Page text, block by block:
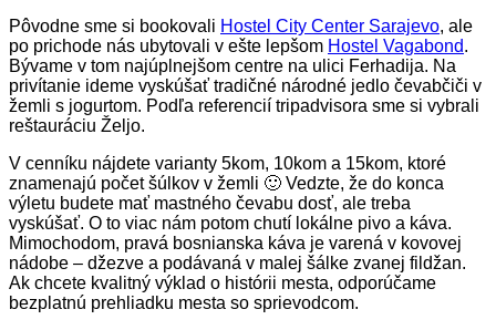
Pôvodne sme si bookovali Hostel City Center Sarajevo, ale
po prichode nás ubytovali v ešte lepšom Hostel Vagabond.
Bývame v tom najúplnejšom centre na ulici Ferhadija. Na
privítanie ideme vyskúšať tradičné národné jedlo čevabčiči v
žemli s jogurtom. Podľa referencií tripadvisora sme si vybrali
reštauráciu Željo.
V cenníku nájdete varianty 5kom, 10kom a 15kom, ktoré
znamenajú počet šúlkov v žemli 🙂 Vedzte, že do konca
výletu budete mať mastného čevabu dosť, ale treba
vyskúšať. O to viac nám potom chutí lokálne pivo a káva.
Mimochodom, pravá bosnianska káva je varená v kovovej
nádobe – džezve a podávaná v malej šálke zvanej fildžan.
Ak chcete kvalitný výklad o histórii mesta, odporúčame
bezplatnú prehliadku mesta so sprievodcom.